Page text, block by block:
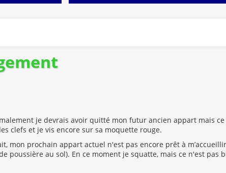
je devrais avoir quitté mon futur ancien appart mais
clefs et je vis encore sur sa moquette rouge.
mon prochain appart actuel n'est pas encore prêt à
poussière au sol). En ce moment je squatte, mais ce n'est